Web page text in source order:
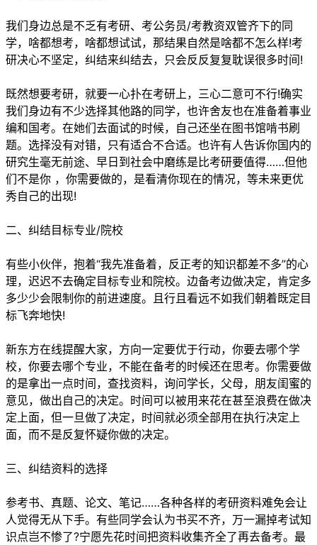
我们身边总是不乏有考研、考公务员/考教资双管齐下的同
学，啥都想考，啥都想试试，那结果自然是啥都不怎么样!考
研决心不坚定，纠结来纠结去，只会反反复复耽误很多时间!
既然想要考研，就要一心扑在考研上，三心二意可不行!确实
我们身边有不少选择其他路的同学，也许舍友也在准备着事业
编和国考。在她们去面试的时候，自己还坐在图书馆啃书刷
题。选择没有对错，只有适合不合适。也许有人告诉你国内的
研究生毫无前途、早日到社会中磨练是比考研要值得……但他
们不是你 ，你需要做的，是看清你现在的情况，等未来更优
秀自己的出现!
二、纠结目标专业/院校
有些小伙伴，抱着“我先准备着，反正考的知识都差不多”的心
理，迟迟不去确定目标专业和院校。边备考边做决定，肯定多
多少少会限制你的前进速度。且行且看远不如我们朝着既定目
标飞奔地快!
新东方在线提醒大家，方向一定要优于行动，你要去哪个学
校，你要去哪个专业，不能在备考的时候还在思考。你需要做
的是拿出一点时间，查找资料，询问学长，父母，朋友闺蜜的
意见，做出自己的决定。时间可以被用来花在甚至浪费在做决
定上面，但一旦做了决定，时间就必须全部用在执行决定上
面，而不是反复怀疑你做的决定。
三、纠结资料的选择
参考书、真题、论文、笔记……各种各样的考研资料难免会让
人觉得无从下手。有些同学会认为书买不齐，万一漏掉考试知
识点岂不惨了?宁愿先花时间把资料收集齐全了再去备考。最